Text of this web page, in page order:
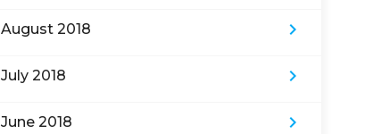
August 2018 keyboard_arrow_right
July 2018 keyboard_arrow_right
June 2018 keyboard_arrow_right